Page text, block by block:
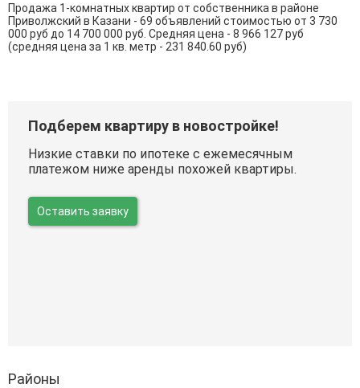
Продажа 1-комнатных квартир от собственника в районе
Приволжский в Казани - 69 объявлений стоимостью от 3 730
000 руб до 14 700 000 руб. Средняя цена - 8 966 127 руб
(средняя цена за 1 кв. метр - 231 840.60 руб)
Подберем квартиру в новостройке!
Низкие ставки по ипотеке с ежемесячным
платежом ниже аренды похожей квартиры.
Оставить заявку
Районы